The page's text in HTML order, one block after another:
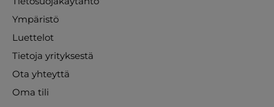
Ympäristö
Luettelot
Tietoja yrityksestä
Ota yhteyttä
Oma tili